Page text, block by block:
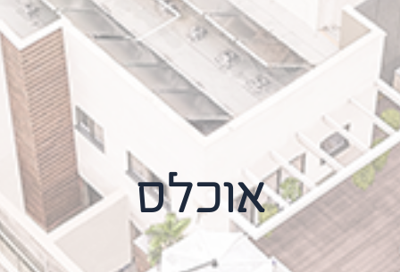
אוכלס